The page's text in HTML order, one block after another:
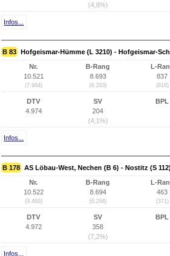
(4,8%)
Infos...
B 83 Hofgeismar-Hümme (L 3210) - Hofgeismar-
Nr.
10.521
(7.964)
B-Rang
8.693
(6.293)
L-
837
(818)
DTV
4.974
SV
204
(4,1%)
BPL
Infos...
B 178 AS Löbau-West, Nechen (B 6) - Nostitz (S 112)
Nr.
10.522
(9.469)
B-Rang
8.694
(6.294)
L-
463
(371)
DTV
4.972
SV
358
(7,2%)
BPL
Infos...